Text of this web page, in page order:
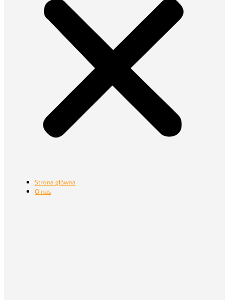
Strona główna
O nas